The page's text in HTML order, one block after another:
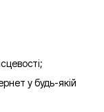
у будь-якій